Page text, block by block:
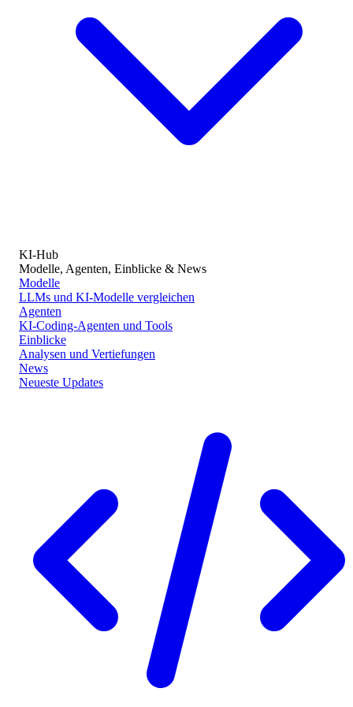
KI-Hub
Modelle, Agenten, Einblicke & News
Modelle
LLMs und KI-Modelle vergleichen
Agenten
KI-Coding-Agenten und Tools
Einblicke
Analysen und Vertiefungen
News
Neueste Updates